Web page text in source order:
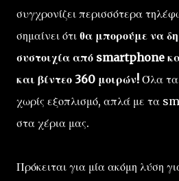
συγχρονίζει περισσότερα
σημαίνει ότι θα μπορούμε να
συστοιχία από smartphone
και βίντεο 360 μοιρών! Όλα
χωρίς εξοπλισμό, απλά με τα
στα χέρια μας.
Πρόκειται για μία ακόμη λύση